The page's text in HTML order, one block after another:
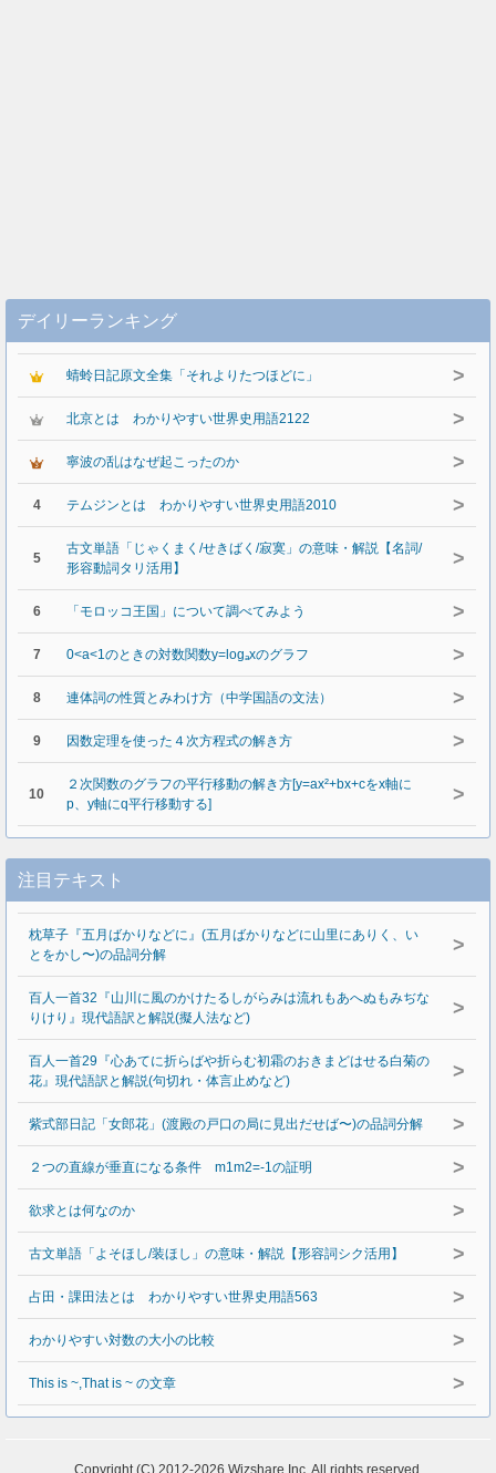
デイリーランキング
蜻蛉日記原文全集「それよりたつほどに」 >
北京とは わかりやすい世界史用語2122 >
寧波の乱はなぜ起こったのか >
4 テムジンとは わかりやすい世界史用語2010 >
5
古文単語「じゃくまく/せきばく/寂寞」の意味・解説【名詞/
形容動詞タリ活用】
>
6 「モロッコ王国」について調べてみよう >
7 0<a<1のときの対数関数y=logₐxのグラフ >
8 連体詞の性質とみわけ方（中学国語の文法） >
9 因数定理を使った４次方程式の解き方 >
10
２次関数のグラフの平行移動の解き方[y=ax²+bx+cをx軸に
p、y軸にq平行移動する]
>
注目テキスト
枕草子『五月ばかりなどに』(五月ばかりなどに山里にありく、い
とをかし〜)の品詞分解
>
百人一首32『山川に風のかけたるしがらみは流れもあへぬもみぢな
りけり』現代語訳と解説(擬人法など)
>
百人一首29『心あてに折らばや折らむ初霜のおきまどはせる白菊の
花』現代語訳と解説(句切れ・体言止めなど)
>
紫式部日記「女郎花」(渡殿の戸口の局に見出だせば〜)の品詞分解 >
２つの直線が垂直になる条件 m1m2=-1の証明 >
欲求とは何なのか >
古文単語「よそほし/装ほし」の意味・解説【形容詞シク活用】 >
占田・課田法とは わかりやすい世界史用語563 >
わかりやすい対数の大小の比較 >
This is ~,That is ~ の文章 >
Copyright (C) 2012-2026 Wizshare Inc. All rights reserved.